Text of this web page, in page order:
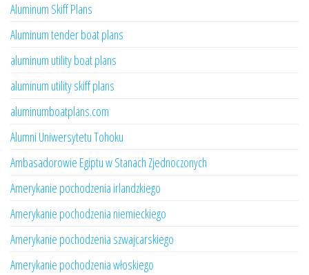
Aluminum Skiff Plans
Aluminum tender boat plans
aluminum utility boat plans
aluminum utility skiff plans
aluminumboatplans.com
Alumni Uniwersytetu Tohoku
Ambasadorowie Egiptu w Stanach Zjednoczonych
Amerykanie pochodzenia irlandzkiego
Amerykanie pochodzenia niemieckiego
Amerykanie pochodzenia szwajcarskiego
Amerykanie pochodzenia włoskiego